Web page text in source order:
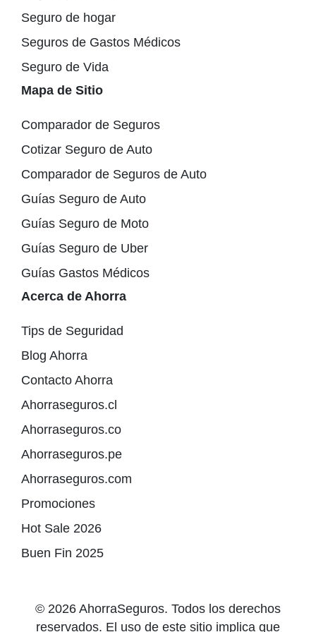
Seguro de hogar
Seguros de Gastos Médicos
Seguro de Vida
Mapa de Sitio
Comparador de Seguros
Cotizar Seguro de Auto
Comparador de Seguros de Auto
Guías Seguro de Auto
Guías Seguro de Moto
Guías Seguro de Uber
Guías Gastos Médicos
Acerca de Ahorra
Tips de Seguridad
Blog Ahorra
Contacto Ahorra
Ahorraseguros.cl
Ahorraseguros.co
Ahorraseguros.pe
Ahorraseguros.com
Promociones
Hot Sale 2026
Buen Fin 2025
© 2026 AhorraSeguros. Todos los derechos
reservados. El uso de este sitio implica que